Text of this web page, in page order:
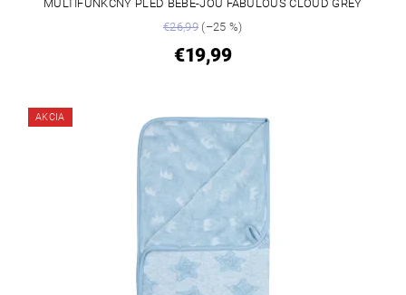
MULTIFUNKČNÝ PLÉD BÉBÉ-JOU FABULOUS CLOUD GREY
€26,99(–25 %)
€19,99
AKCIA